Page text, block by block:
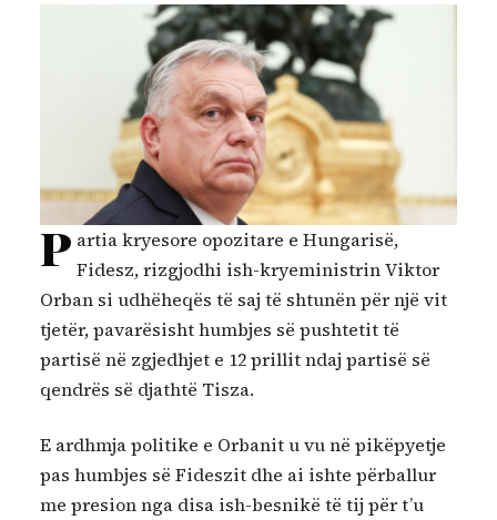
P artia kryesore opozitare e Hungarisë,
Fidesz, rizgjodhi ish-kryeministrin Viktor
Orban si udhëheqës të saj të shtunën për një vit
tjetër, pavarësisht humbjes së pushtetit të
partisë në zgjedhjet e 12 prillit ndaj partisë së
qendrës së djathtë Tisza.
E ardhmja politike e Orbanit u vu në pikëpyetje
pas humbjes së Fideszit dhe ai ishte përballur
me presion nga disa ish-besnikë të tij për t’u